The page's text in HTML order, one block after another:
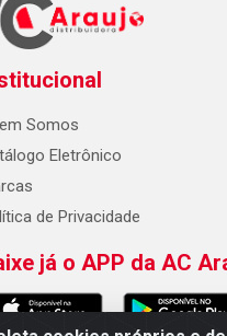
Somos
Eletrônico
de Privacidade
já o APP da AC